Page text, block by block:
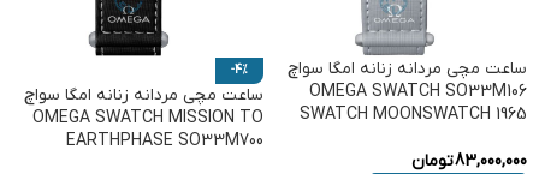
ساعت مچی مردانه زنانه امگا سواچ
OMEGA SWATCH SO33M106
SWATCH MOONSWATCH 1965
83,000,000تومان
-4%
ساعت مچی مردانه زنانه امگا سواچ
OMEGA SWATCH MISSION TO
EARTHPHASE SO33M700